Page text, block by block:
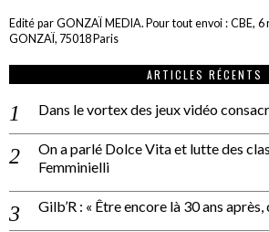
Edité par GONZAÏ MEDIA. Pour tout envoi : CBE,
GONZAÏ, 75018 Paris
ARTICLES RÉCENTS
Dans le vortex des jeux vidéo
On a parlé Dolce Vita et lutte des
Femminielli
Gilb’R : « Être encore là 30 ans après,